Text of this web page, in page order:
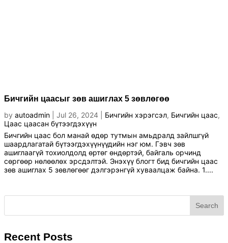
Бичгийн цаасыг зөв ашиглах 5 зөвлөгөө
by autoadmin Jul 26, 2024 Бичгийн хэрэгсэл, Бичгийн цаас,
Цаас цаасан бүтээгдэхүүн
Бичгийн цаас бол манай өдөр тутмын амьдралд зайлшгүй
шаардлагатай бүтээгдэхүүнүүдийн нэг юм. Гэвч зөв
ашиглаагүй тохиолдолд өртөг өндөртэй, байгаль орчинд
сөргөөр нөлөөлөх эрсдэлтэй. Энэхүү блогт бид бичгийн цаас
зөв ашиглах 5 зөвлөгөөг дэлгэрэнгүй хуваалцаж байна. 1....
Search
Recent Posts